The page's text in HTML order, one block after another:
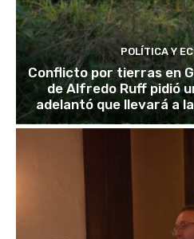
POLÍTICA Y
Conflicto por tierras en
de Alfredo Ruff pidió
adelantó que llevará a